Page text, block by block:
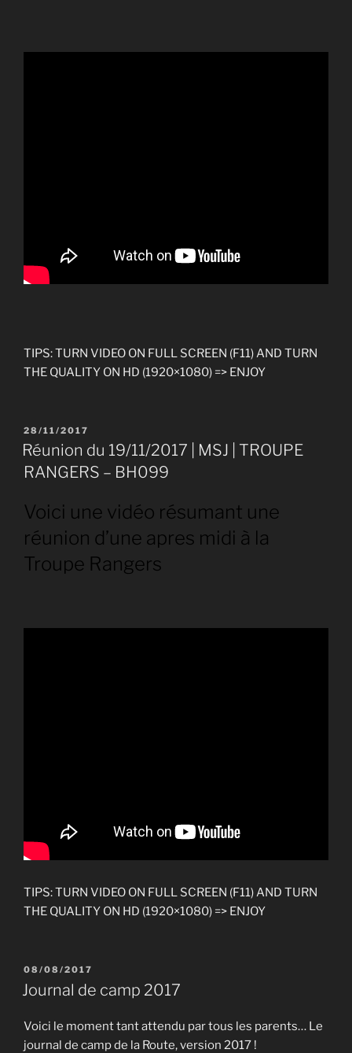
TIPS: TURN VIDEO ON FULL SCREEN (F11) AND TURN
THE QUALITY ON HD (1920×1080) => ENJOY
PUBLIÉ
LE
28/11/2017
Réunion du 19/11/2017 | MSJ | TROUPE
RANGERS – BH099
Voici une vidéo résumant une
réunion d’une apres midi à la
Troupe Rangers
TIPS: TURN VIDEO ON FULL SCREEN (F11) AND TURN
THE QUALITY ON HD (1920×1080) => ENJOY
PUBLIÉ
LE
08/08/2017
Journal de camp 2017
Voici le moment tant attendu par tous les parents… Le
journal de camp de la Route, version 2017 !